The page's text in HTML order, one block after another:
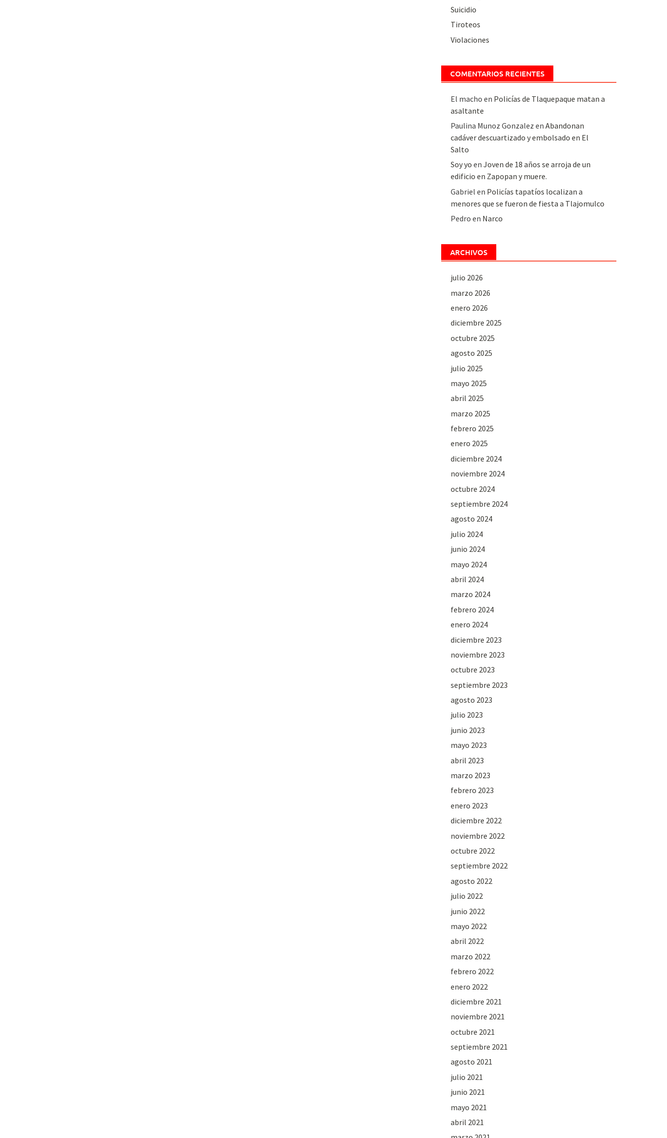
Suicidio
Tiroteos
Violaciones
COMENTARIOS RECIENTES
El macho en Policías de Tlaquepaque matan a
asaltante
Paulina Munoz Gonzalez en Abandonan
cadáver descuartizado y embolsado en El
Salto
Soy yo en Joven de 18 años se arroja de un
edificio en Zapopan y muere.
Gabriel en Policías tapatíos localizan a
menores que se fueron de fiesta a Tlajomulco
Pedro en Narco
ARCHIVOS
julio 2026
marzo 2026
enero 2026
diciembre 2025
octubre 2025
agosto 2025
julio 2025
mayo 2025
abril 2025
marzo 2025
febrero 2025
enero 2025
diciembre 2024
noviembre 2024
octubre 2024
septiembre 2024
agosto 2024
julio 2024
junio 2024
mayo 2024
abril 2024
marzo 2024
febrero 2024
enero 2024
diciembre 2023
noviembre 2023
octubre 2023
septiembre 2023
agosto 2023
julio 2023
junio 2023
mayo 2023
abril 2023
marzo 2023
febrero 2023
enero 2023
diciembre 2022
noviembre 2022
octubre 2022
septiembre 2022
agosto 2022
julio 2022
junio 2022
mayo 2022
abril 2022
marzo 2022
febrero 2022
enero 2022
diciembre 2021
noviembre 2021
octubre 2021
septiembre 2021
agosto 2021
julio 2021
junio 2021
mayo 2021
abril 2021